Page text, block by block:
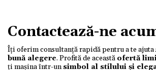
Contactează-ne
Îți oferim consultanță rapidă pentru a te ajuta
bună alegere. Profită de această ofertă
ți mașina într-unsimbol al stilului și